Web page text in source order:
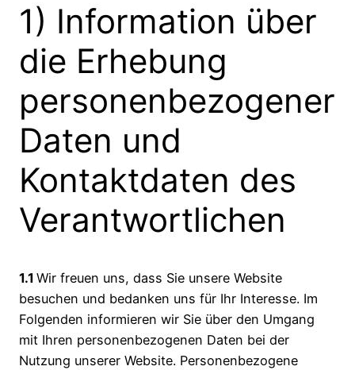
1) Information über
die Erhebung
personenbezogener
Daten und
Kontaktdaten des
Verantwortlichen
1.1 Wir freuen uns, dass Sie unsere Website
besuchen und bedanken uns für Ihr Interesse. Im
Folgenden informieren wir Sie über den Umgang
mit Ihren personenbezogenen Daten bei der
Nutzung unserer Website. Personenbezogene